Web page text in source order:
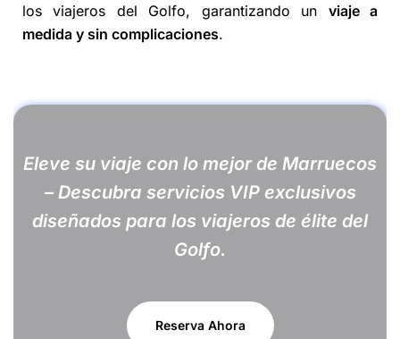
los viajeros del Golfo, garantizando un viaje a
medida y sin complicaciones.
Eleve su viaje con lo mejor de Marruecos
– Descubra servicios VIP exclusivos
diseñados para los viajeros de élite del
Golfo.
Reserva Ahora